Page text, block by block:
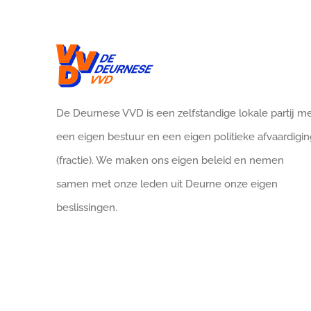
De Deurnese VVD is een zelfstandige lokale partij
een eigen bestuur en een eigen politieke
(fractie). We maken ons eigen beleid en nemen
samen met onze leden uit Deurne onze eigen
beslissingen.